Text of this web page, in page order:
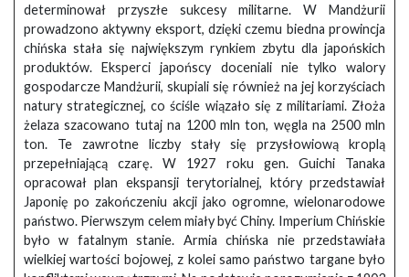
determinował przyszłe sukcesy militarne. W Mandżurii
prowadzono aktywny eksport, dzięki czemu biedna prowincja
chińska stała się największym rynkiem zbytu dla japońskich
produktów. Eksperci japońscy doceniali nie tylko walory
gospodarcze Mandżurii, skupiali się również na jej korzyściach
natury strategicznej, co ściśle wiązało się z militariami. Złoża
żelaza szacowano tutaj na 1200 mln ton, węgla na 2500 mln
ton. Te zawrotne liczby stały się przysłowiową kroplą
przepełniającą czarę. W 1927 roku gen. Guichi Tanaka
opracował plan ekspansji terytorialnej, który przedstawiał
Japonię po zakończeniu akcji jako ogromne, wielonarodowe
państwo. Pierwszym celem miały być Chiny. Imperium Chińskie
było w fatalnym stanie. Armia chińska nie przedstawiała
wielkiej wartości bojowej, z kolei samo państwo targane było